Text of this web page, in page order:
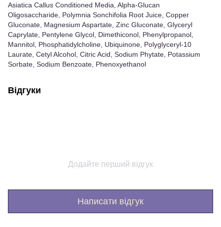
Asiatica Callus Conditioned Media, Alpha-Glucan
Oligosaccharide, Polymnia Sonchifolia Root Juice, Copper
Gluconate, Magnesium Aspartate, Zinc Gluconate, Glyceryl
Caprylate, Pentylene Glycol, Dimethiconol, Phenylpropanol,
Mannitol, Phosphatidylcholine, Ubiquinone, Polyglyceryl-10
Laurate, Cetyl Alcohol, Citric Acid, Sodium Phytate, Potassium
Sorbate, Sodium Benzoate, Phenoxyethanol
Відгуки
Додайте перший відгук
Написати відгук